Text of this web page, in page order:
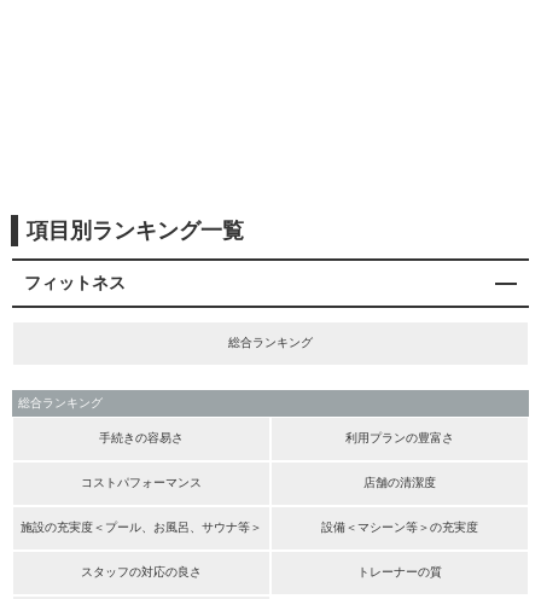
項目別ランキング一覧
フィットネス
総合ランキング
総合ランキング
手続きの容易さ 利用プランの豊富さ
コストパフォーマンス 店舗の清潔度
施設の充実度＜プール、お風呂、サウナ等＞ 設備＜マシーン等＞の充実度
スタッフの対応の良さ トレーナーの質